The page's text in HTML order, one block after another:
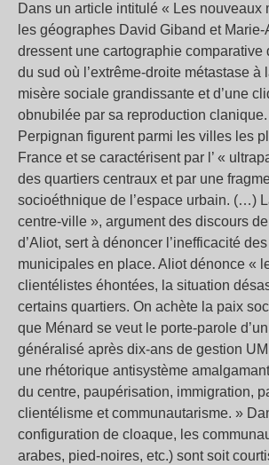
Dans un article intitulé « Les nouveaux
les géographes David Giband et
dressent une cartographie comparative
du sud où l’extrême-droite métastase à
misère sociale grandissante et d’une
obnubilée par sa reproduction
Perpignan figurent parmi les villes les
France et se caractérisent par l’ «
des quartiers centraux et par une
socioéthnique de l’espace urbain. (…)
centre-ville », argument des discours
d’Aliot, sert à dénoncer l’inefficacité
municipales en place. Aliot dénonce «
clientélistes éhontées, la situation
certains quartiers. On achète la paix
que Ménard se veut le porte-parole
généralisé après dix-ans de gestion
une rhétorique antisystème
du centre, paupérisation, immigration,
clientélisme et communautarisme. »
configuration de cloaque, les
arabes, pied-noires, etc.) sont soit